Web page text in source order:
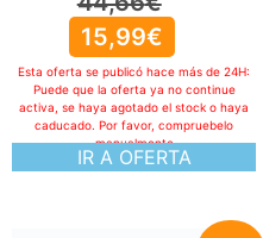
15,99€
IR A OFERTA
Esta oferta se publicó hace más de 24H:
Puede que la oferta ya no continue
activa, se haya agotado el stock o haya
caducado. Por favor, compruebelo
manualmente